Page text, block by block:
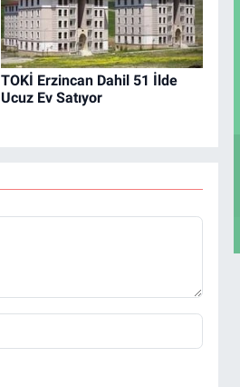
TOKİ Erzincan Dahil 51 İlde
Ucuz Ev Satıyor